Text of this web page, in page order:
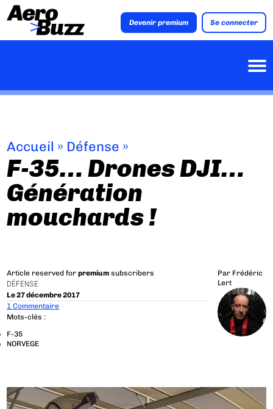
Devenir premium Se connecter
Accueil » Défense »
F-35… Drones DJI…
Génération
mouchards !
Article reserved forpremium subscribers
DÉFENSE
Le 27 décembre 2017
Par Frédéric
Lert
1 Commentaire
Mots-clés :
F-35
NORVEGE